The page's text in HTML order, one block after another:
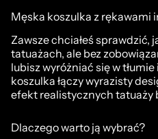
Męska koszulka z
Zawsze chciałeś sprawdzić,
tatuażach, ale bez
lubisz wyróżniać się w
koszulka łączy wyrazisty
efekt realistycznych tatuaży
Dlaczego warto ją wybrać?